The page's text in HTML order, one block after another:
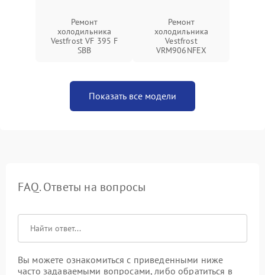
Ремонт
холодильника
Vestfrost VF 395 F
SBB
Ремонт
холодильника
Vestfrost
VRM906NFEX
Показать все модели
FAQ. Ответы на вопросы
Вы можете ознакомиться с приведенными ниже
часто задаваемыми вопросами, либо обратиться в